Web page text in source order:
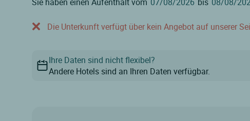
Die Unterkunft verfügt über kein Angebot auf unserer
Ihre Daten sind nicht flexibel?
Andere Hotels sind an Ihren Daten verfügbar.